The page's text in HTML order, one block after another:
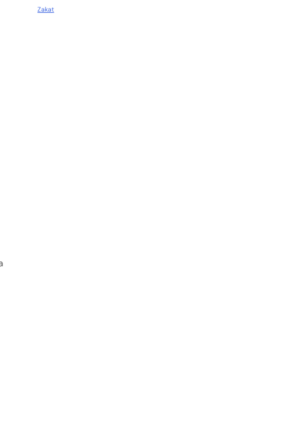
Zakat